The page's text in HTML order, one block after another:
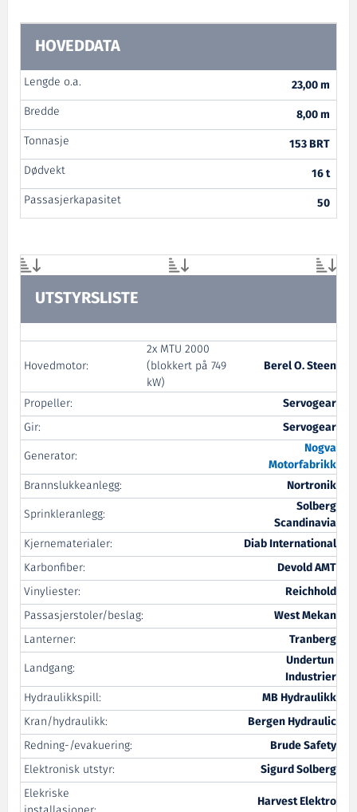
HOVEDDATA
Lengde o.a.
23,00 m
Bredde
8,00 m
Tonnasje
153 BRT
Dødvekt
16 t
Passasjerkapasitet
50
UTSTYRSLISTE
Hovedmotor:
2x MTU 2000
(blokkert på 749
kW)
Berel O. Steen
Propeller:
Servogear
Gir:
Servogear
Generator:
Nogva
Motorfabrikk
Brannslukkeanlegg:
Nortronik
Sprinkleranlegg:
Solberg
Scandinavia
Kjernematerialer:
Diab International
Karbonfiber:
Devold AMT
Vinyliester:
Reichhold
Passasjerstoler/beslag:
West Mekan
Lanterner:
Tranberg
Landgang:
Undertun
Industrier
Hydraulikkspill:
MB Hydraulikk
Kran/hydraulikk:
Bergen Hydraulic
Redning-/evakuering:
Brude Safety
Elektronisk utstyr:
Sigurd Solberg
Elekriske
Harvest Elektro